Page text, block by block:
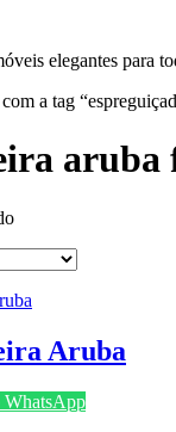
elegantes para
a tag
Aruba
WhatsApp